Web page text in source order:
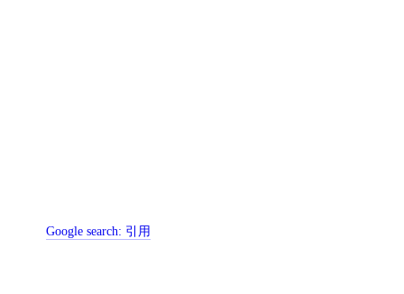
Google search: 引用